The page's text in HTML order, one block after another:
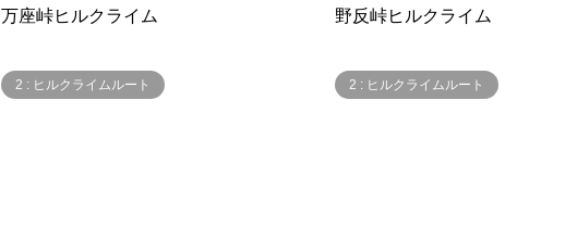
万座峠ヒルクライム
2 : ヒルクライムルート
野反峠ヒルクライム
2 : ヒルクライムルート